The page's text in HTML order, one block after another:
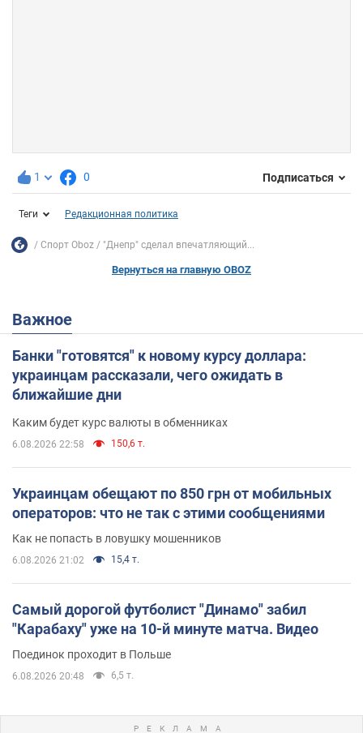
1 0 Подписаться
Теги Редакционная политика
Спорт Oboz "Днепр" сделал впечатляющий...
Вернуться на главную OBOZ
Важное
Банки "готовятся" к новому курсу доллара:
украинцам рассказали, чего ожидать в
ближайшие дни
Каким будет курс валюты в обменниках
6.08.2026 22:58 150,6 т.
Украинцам обещают по 850 грн от мобильных
операторов: что не так с этими сообщениями
Как не попасть в ловушку мошенников
6.08.2026 21:02 15,4 т.
Самый дорогой футболист "Динамо" забил
"Карабаху" уже на 10-й минуте матча. Видео
Поединок проходит в Польше
6.08.2026 20:48 6,5 т.